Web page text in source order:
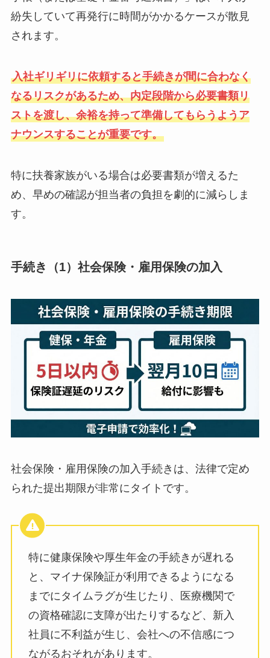
紛失していて再発行に時間がかかるケースが散見
されます。
入社ギリギリに依頼すると手続きが間に合わなく
なるリスクがあるため、内定段階から必要書類リ
ストを渡し、余裕を持って準備してもらうようア
ナウンスすることが重要です。
特に扶養家族がいる場合は必要書類が増えるた
め、早めの確認が担当者の負担を劇的に減らしま
す。
手続き（1）社会保険・雇用保険の加入
社会保険・雇用保険の加入手続きは、法律で定め
られた提出期限が非常にタイトです。
特に健康保険や厚生年金の手続きが遅れる
と、マイナ保険証が利用できるようになる
までにタイムラグが生じたり、医療機関で
の資格確認に支障が出たりするなど、新入
社員に不利益が生じ、会社への不信感につ
ながるおそれがあります。